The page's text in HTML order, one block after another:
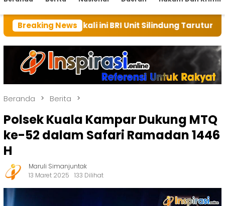
Breaking News
kali ini BRI Unit Silindung Tarutung Ingatkan
Beranda Berita
Polsek Kuala Kampar Dukung MTQ
ke-52 dalam Safari Ramadan 1446
H
Maruli Simanjuntak
13 Maret 2025
133 Dilihat